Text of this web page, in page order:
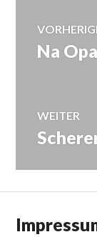
Vorheriger
Beitrag:
Na
WEITER
Nächster